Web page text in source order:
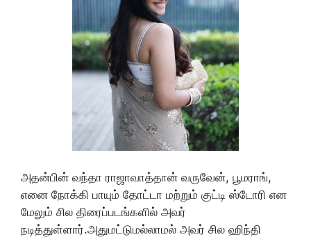
அதன்பின் வந்தா ராஜாவாத்தான் வருவேன், பூமராங்,
எனை நோக்கி பாயும் தோட்டா மற்றும் குட்டி ஸ்டோரி என
மேலும் சில திரைப்படங்களில் அவர்
நடித்துள்ளார்.அதுமட்டுமல்லாமல் அவர் சில ஹிந்தி